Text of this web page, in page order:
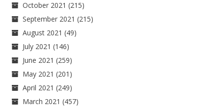
October 2021 (215)
September 2021 (215)
August 2021 (49)
July 2021 (146)
June 2021 (259)
May 2021 (201)
April 2021 (249)
March 2021 (457)